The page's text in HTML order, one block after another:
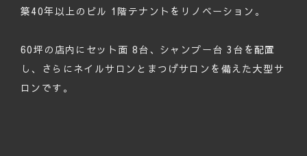
築40年以上のビル 1階テナントをリノベーション。
60坪の店内にセット面 8台、シャンプー台 3台を配置
し、さらにネイルサロンとまつげサロンを備えた大型サ
ロンです。